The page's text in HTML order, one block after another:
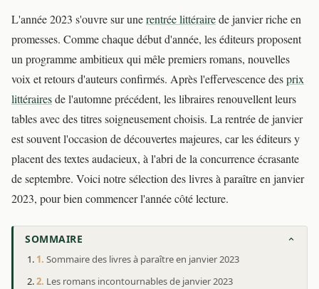
L'année 2023 s'ouvre sur unerentrée littérairede janvier riche en
promesses. Comme chaque début d'année, les éditeurs proposent
un programme ambitieux qui mêle premiers romans, nouvelles
voix et retours d'auteurs confirmés. Après l'effervescence desprix
littérairesde l'automne précédent, les libraires renouvellent leurs
tables avec des titres soigneusement choisis. La rentrée de janvier
est souvent l'occasion de découvertes majeures, car les éditeurs y
placent des textes audacieux, à l'abri de la concurrence écrasante
de septembre. Voici notre sélection des livres à paraître en janvier
2023, pour bien commencer l'année côté lecture.
SOMMAIRE
Sommaire des livres à paraître en janvier 2023
Les romans incontournables de janvier 2023